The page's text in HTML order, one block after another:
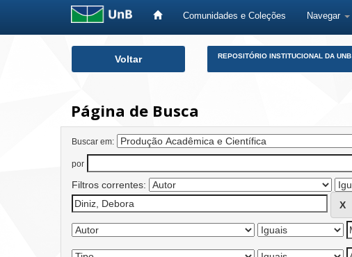
Comunidades e Coleções Navegar
Voltar REPOSITÓRIO INSTITUCIONAL DA UNB
Página de Busca
Buscar em:
por
Filtros correntes: